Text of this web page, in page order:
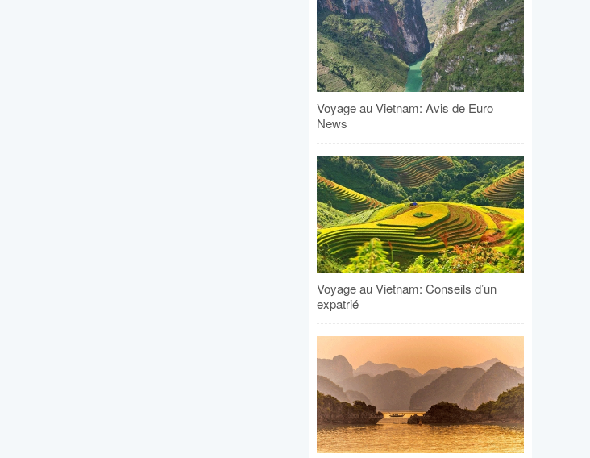
Voyage au Vietnam: Avis de Euro
News
Voyage au Vietnam: Conseils d’un
expatrié